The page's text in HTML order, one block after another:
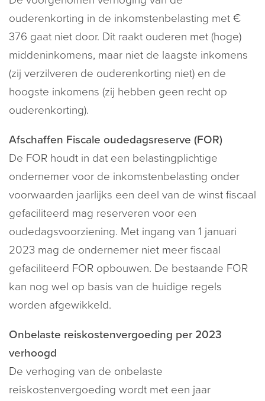
ouderenkorting in de inkomstenbelasting met €
376 gaat niet door. Dit raakt ouderen met (hoge)
middeninkomens, maar niet de laagste inkomens
(zij verzilveren de ouderenkorting niet) en de
hoogste inkomens (zij hebben geen recht op
ouderenkorting).
Afschaffen Fiscale oudedagsreserve (FOR)
De FOR houdt in dat een belastingplichtige
ondernemer voor de inkomstenbelasting onder
voorwaarden jaarlijks een deel van de winst fiscaal
gefaciliteerd mag reserveren voor een
oudedagsvoorziening. Met ingang van 1 januari
2023 mag de ondernemer niet meer fiscaal
gefaciliteerd FOR opbouwen. De bestaande FOR
kan nog wel op basis van de huidige regels
worden afgewikkeld.
Onbelaste reiskostenvergoeding per 2023
verhoogd
De verhoging van de onbelaste
reiskostenvergoeding wordt met een jaar